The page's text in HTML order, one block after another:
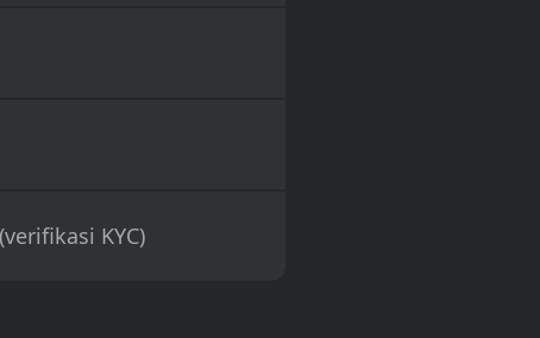
KYC)